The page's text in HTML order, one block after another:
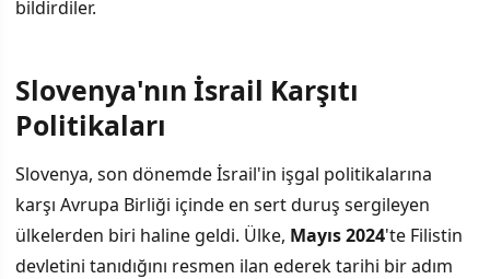
bildirdiler.
Slovenya'nın İsrail Karşıtı
Politikaları
Slovenya, son dönemde İsrail'in işgal politikalarına
karşı Avrupa Birliği içinde en sert duruş sergileyen
ülkelerden biri haline geldi. Ülke, Mayıs 2024'te Filistin
devletini tanıdığını resmen ilan ederek tarihi bir adım